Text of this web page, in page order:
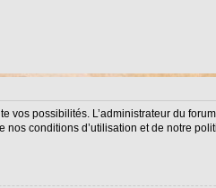
vos possibilités. L’administrateur du
conditions d’utilisation et de notre